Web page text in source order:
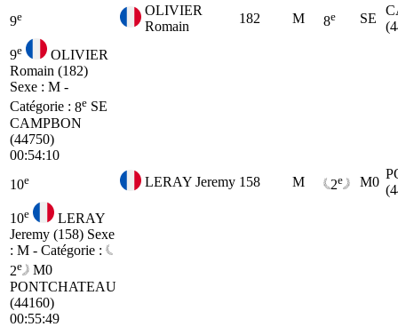
9e
OLIVIER
Romain
182 M 8e SE
9e
OLIVIER
Romain (182)
Sexe : M -
Catégorie : 8e SE
CAMPBON
(44750)
00:54:10
10e LERAY Jeremy 158 M 2e M0
10e
LERAY
Jeremy (158) Sexe
: M - Catégorie :
2e
M0
PONTCHATEAU
(44160)
00:55:49